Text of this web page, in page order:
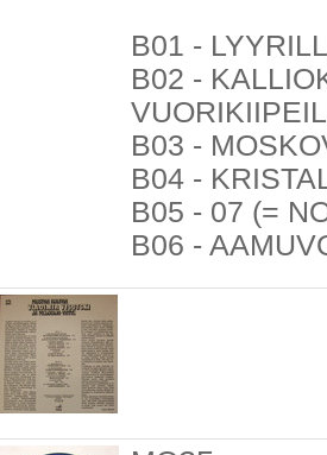
B01 -
B02 -
B03 -
B04 -
B05 - 07 (=
B06 -